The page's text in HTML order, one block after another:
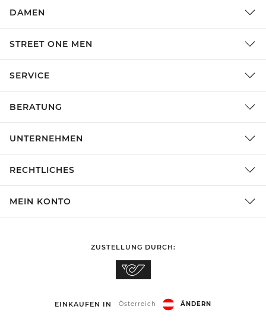
DAMEN
STREET ONE MEN
SERVICE
BERATUNG
UNTERNEHMEN
RECHTLICHES
MEIN KONTO
ZUSTELLUNG DURCH:
EINKAUFEN IN Österreich ÄNDERN